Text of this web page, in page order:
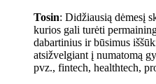
Tosin: Didžiausią dėmesį
kurios gali turėti
dabartinius ir būsimus
atsižvelgiant į numatomą
pvz., fintech, healthtech,